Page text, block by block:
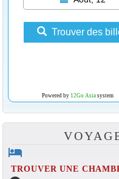
Trouver des
Powered by 12Go Asiasystem
hotel
TROUVER UNE